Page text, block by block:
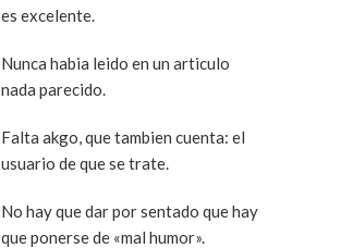
es excelente.
Nunca habia leido en un articulo
nada parecido.
Falta akgo, que tambien cuenta: el
usuario de que se trate.
No hay que dar por sentado que hay
que ponerse de «mal humor».